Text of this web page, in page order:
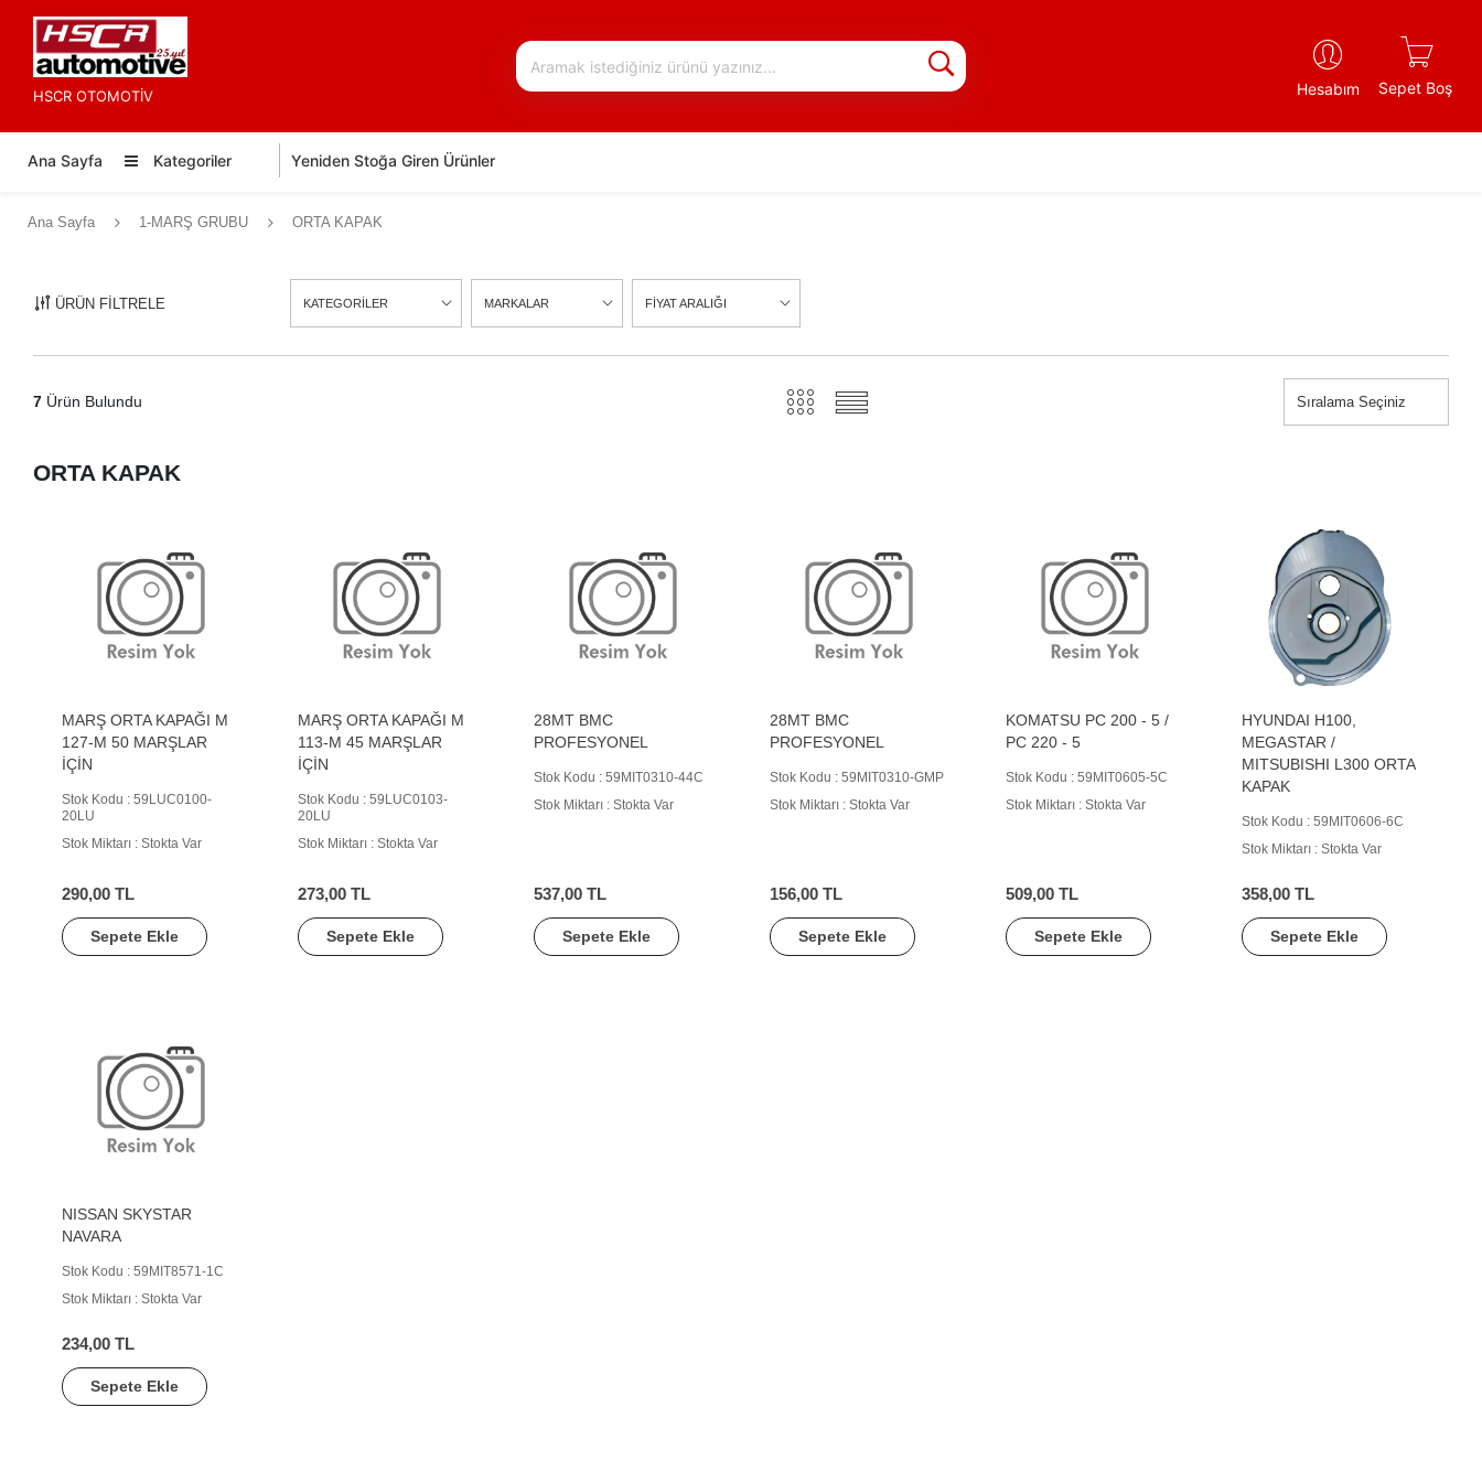
HSCR OTOMOTİV Hesabım Sepet Boş
Ana Sayfa Kategoriler Yeniden Stoğa Giren Ürünler
Ana Sayfa 1-MARŞ GRUBU ORTA KAPAK
ÜRÜN FİLTRELE KATEGORİLER MARKALAR FİYAT ARALIĞI
7 Ürün Bulundu
ORTA KAPAK
MARŞ ORTA KAPAĞI M
127-M 50 MARŞLAR
İÇİN
Stok Kodu : 59LUC0100-
20LU
Stok Miktarı : Stokta Var
290,00 TL
Sepete Ekle
MARŞ ORTA KAPAĞI M
113-M 45 MARŞLAR
İÇİN
Stok Kodu : 59LUC0103-
20LU
Stok Miktarı : Stokta Var
273,00 TL
Sepete Ekle
28MT BMC
PROFESYONEL
Stok Kodu : 59MIT0310-44C
Stok Miktarı : Stokta Var
537,00 TL
Sepete Ekle
28MT BMC
PROFESYONEL
Stok Kodu : 59MIT0310-GMP
Stok Miktarı : Stokta Var
156,00 TL
Sepete Ekle
KOMATSU PC 200 - 5 /
PC 220 - 5
Stok Kodu : 59MIT0605-5C
Stok Miktarı : Stokta Var
509,00 TL
Sepete Ekle
HYUNDAI H100,
MEGASTAR /
MITSUBISHI L300 ORTA
KAPAK
Stok Kodu : 59MIT0606-6C
Stok Miktarı : Stokta Var
358,00 TL
Sepete Ekle
NISSAN SKYSTAR
NAVARA
Stok Kodu : 59MIT8571-1C
Stok Miktarı : Stokta Var
234,00 TL
Sepete Ekle